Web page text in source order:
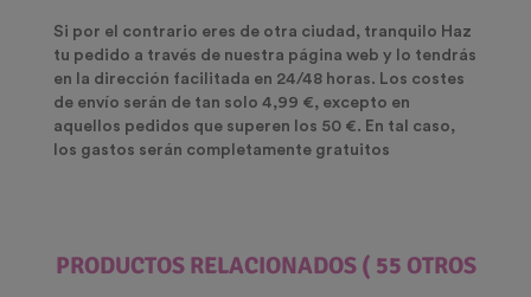
Si por el contrario eres de otra ciudad, tranquilo Haz
tu pedido a través de nuestra página web y lo tendrás
en la dirección facilitada en 24/48 horas. Los costes
de envío serán de tan solo 4,99 €, excepto en
aquellos pedidos que superen los 50 €. En tal caso,
los gastos serán completamente gratuitos
PRODUCTOS RELACIONADOS ( 55 OTROS